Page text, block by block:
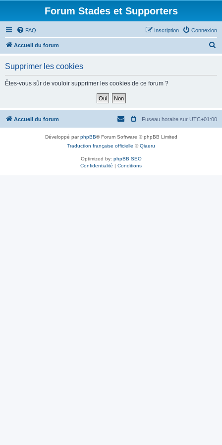
Forum Stades et Supporters
FAQ Connexion
Inscription
Accueil du forum
h
Supprimer les cookies
Êtes-vous sûr de vouloir supprimer les cookies de ce forum ?
Accueil du forum Fuseau horaire sur UTC+01:00
Développé parphpBB® Forum Software © phpBB Limited
Traduction française officielle ©Qiaeru
Optimized by: phpBB SEO
Confidentialité | Conditions